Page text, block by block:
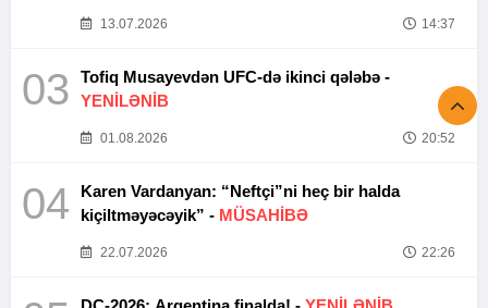
13.07.2026 14:37
03
Tofiq Musayevdən UFC-də ikinci qələbə -
YENİLƏNİB
01.08.2026 20:52
04
Karen Vardanyan: “Neftçi”ni heç bir halda
kiçiltməyəcəyik” - MÜSAHİBƏ
22.07.2026 22:26